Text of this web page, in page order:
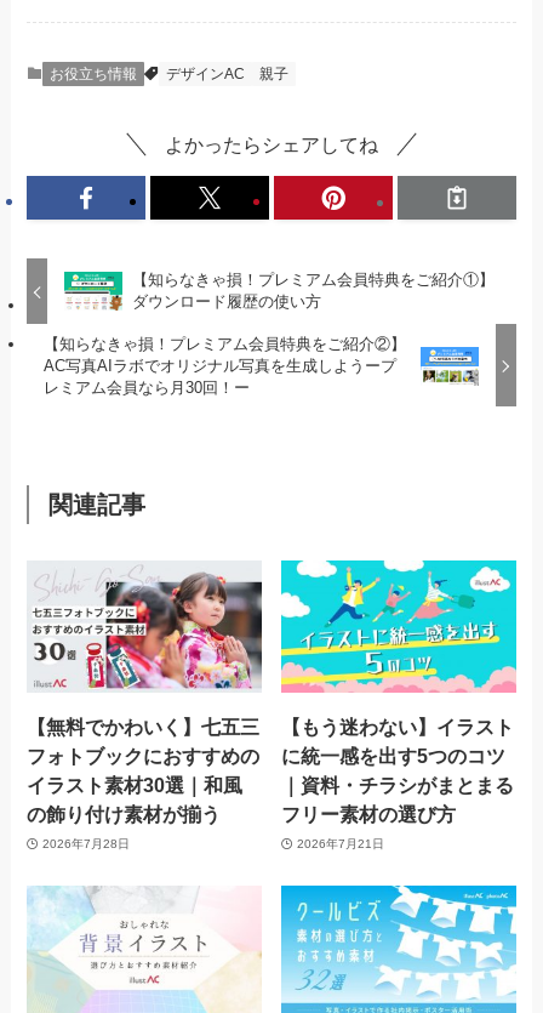
お役立ち情報 デザインAC 親子
よかったらシェアしてね
【知らなきゃ損！プレミアム会員特典をご紹介①】
ダウンロード履歴の使い方
【知らなきゃ損！プレミアム会員特典をご紹介②】
AC写真AIラボでオリジナル写真を生成しようープ
レミアム会員なら月30回！ー
関連記事
【無料でかわいく】七五三
フォトブックにおすすめの
イラスト素材30選｜和風
の飾り付け素材が揃う
2026年7月28日
【もう迷わない】イラスト
に統一感を出す5つのコツ
｜資料・チラシがまとまる
フリー素材の選び方
2026年7月21日